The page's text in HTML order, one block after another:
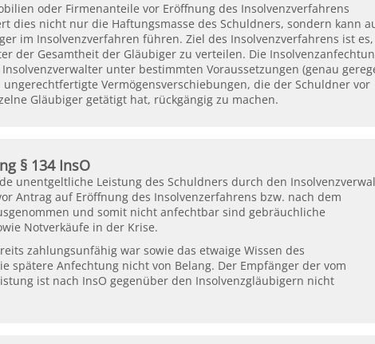
oder Firmenanteile vor Eröffnung des Insolvenzverfahrens
dies nicht nur die Haftungsmasse des Schuldners, sondern kann
im Insolvenzverfahren führen. Ziel des Insolvenzverfahrens ist es,
der Gesamtheit der Gläubiger zu verteilen. Die
unter bestimmten Voraussetzungen (genau
ungerechtfertigte Vermögensverschiebungen, die der Schuldner vor
Gläubiger getätigt hat, rückgängig zu machen.
§ 134 InsO
unentgeltliche Leistung des Schuldners durch den
Antrag auf Eröffnung des Insolvenzerfahrens bzw. nach dem
und somit nicht anfechtbar sind gebräuchliche
Notverkäufe in der Krise.
zahlungsunfähig war sowie das etwaige Wissen des
spätere Anfechtung nicht von Belang. Der Empfänger der vom
ist nach InsO gegenüber den Insolvenzgläubigern nicht